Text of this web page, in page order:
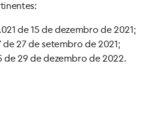
de 15 de dezembro de 2021;
de 27 de setembro de 2021;
de 29 de dezembro de 2022.